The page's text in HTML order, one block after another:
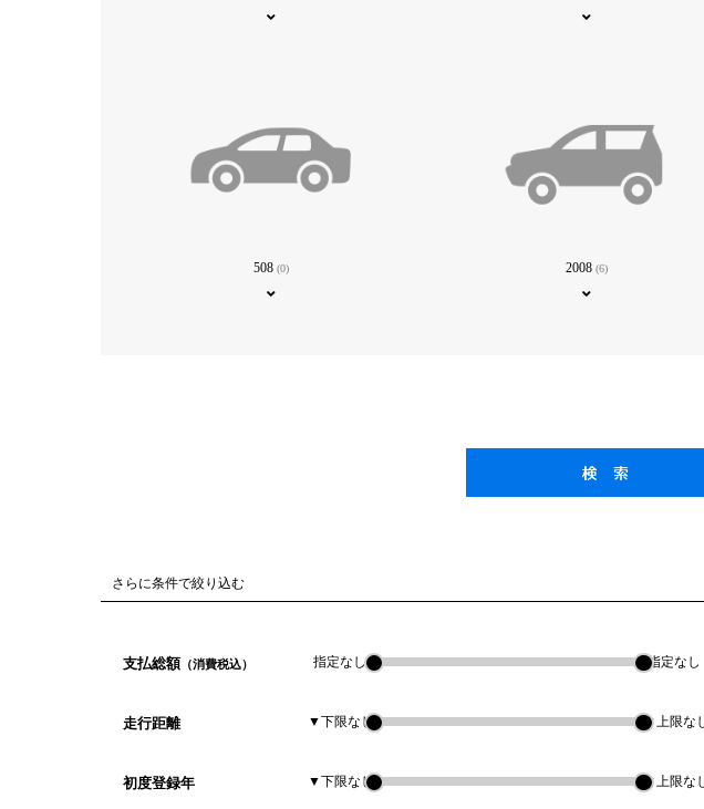
508(0) 2008 (6)
さらに条件で絞り込む
支払総額 （消費税込） 指定なし 指定なし
走行距離 ▼下限なし ▼上限な
初度登録年 ▼下限なし ▼上限な